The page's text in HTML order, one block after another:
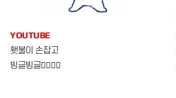
YOUTUBE
횃불이 손잡고
빙글빙글😵‍💫😵‍💫